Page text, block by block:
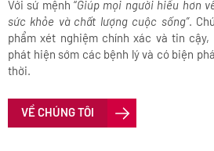
Với sứ mệnh “Giúp mọi người hiểu hơn
sức khỏe và chất lượng cuộc sống”.
phẩm xét nghiệm chính xác và tin
phát hiện sớm các bệnh lý và có biện
thời.
VỀ CHÚNG TÔI